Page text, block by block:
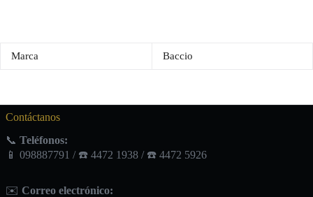
Marca Baccio
Contáctanos
📞 Teléfonos:
📱 098887791 / ☎️ 4472 1938 / ☎️ 4472 5926
✉️ Correo electrónico: